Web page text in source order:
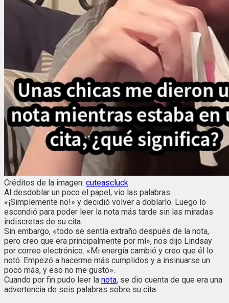
Créditos de la imagen: cuteascluck
Al desdoblar un poco el papel, vio las palabras
«¡Simplemente no!» y decidió volver a doblarlo. Luego lo
escondió para poder leer la nota más tarde sin las miradas
indiscretas de su cita.
Sin embargo, «todo se sentía extraño después de la nota,
pero creo que era principalmente por mí», nos dijo Lindsay
por correo electrónico. «Mi energía cambió y creo que él lo
notó. Empezó a hacerme más cumplidos y a insinuarse un
poco más, y eso no me gustó».
Cuando por fin pudo leer la nota, se dio cuenta de que era una
advertencia de seis palabras sobre su cita.